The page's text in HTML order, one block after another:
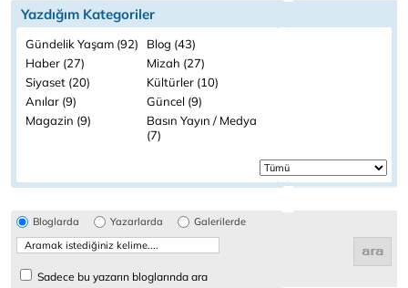
Yazdığım Kategoriler
Gündelik Yaşam (92)
Blog (43)
Haber (27)
Mizah (27)
Siyaset (20)
Kültürler (10)
Anılar (9)
Güncel (9)
Magazin (9)
Basın Yayın / Medya
(7)
Bloglarda Yazarlarda Galerilerde
Sadece bu yazarın bloglarında ara